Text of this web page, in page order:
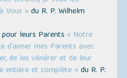
Vous » du R. P. Wilhelm
leurs Parents « Notre
d'aimer mes Parents avec
de les vénérer et de leur
entière et complète » du R. P.